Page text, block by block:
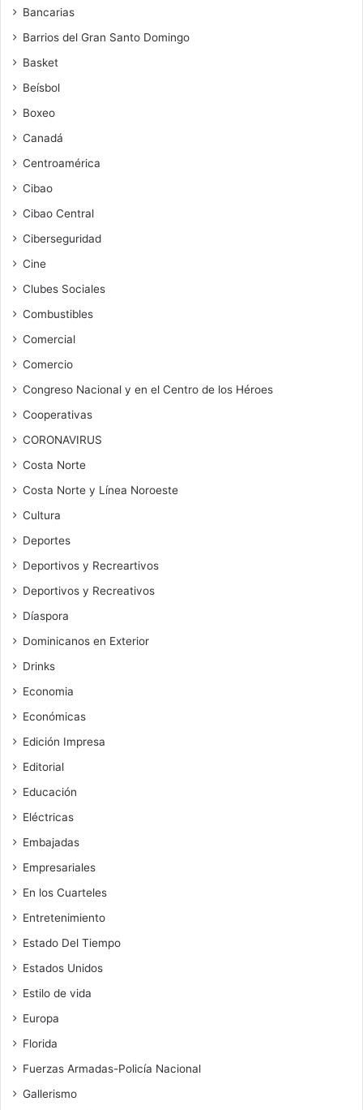
Bancarias
Barrios del Gran Santo Domingo
Basket
Beísbol
Boxeo
Canadá
Centroamérica
Cibao
Cibao Central
Ciberseguridad
Cine
Clubes Sociales
Combustibles
Comercial
Comercio
Congreso Nacional y en el Centro de los Héroes
Cooperativas
CORONAVIRUS
Costa Norte
Costa Norte y Línea Noroeste
Cultura
Deportes
Deportivos y Recreartivos
Deportivos y Recreativos
Díaspora
Dominicanos en Exterior
Drinks
Economia
Económicas
Edición Impresa
Editorial
Educación
Eléctricas
Embajadas
Empresariales
En los Cuarteles
Entretenimiento
Estado Del Tiempo
Estados Unidos
Estilo de vida
Europa
Florida
Fuerzas Armadas-Policía Nacional
Gallerismo